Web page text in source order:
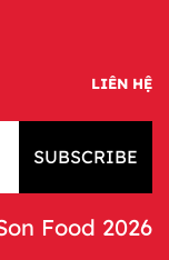
LIÊN HỆ
SUBSCRIBE
Food 2026